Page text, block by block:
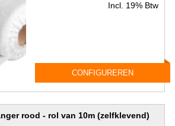
Incl. 19% Btw
CONFIGUREREN
rood - rol van 10m (zelfklevend)